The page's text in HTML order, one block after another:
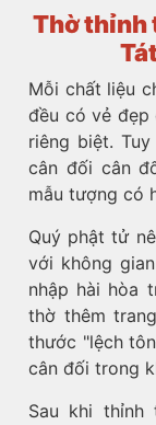
Thờ thỉnh
Mỗi chất liệu
đều có vẻ đẹp
riêng biệt.
cân đối cân
mẫu tượng có
Quý phật tử
với không
nhập hài hòa
thờ thêm
thước "lệch
cân đối trong
Sau khi thỉnh